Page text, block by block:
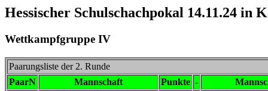
Hessischer Schulschachpokal 14.11.24 in
Wettkampfgruppe IV
Paarungsliste der 2. Runde
PaarN
Mannschaft Punkte -